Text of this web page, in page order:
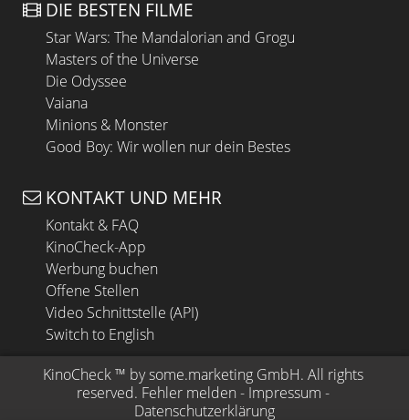
DIE BESTEN FILME
Star Wars: The Mandalorian and Grogu
Masters of the Universe
Die Odyssee
Vaiana
Minions & Monster
Good Boy: Wir wollen nur dein Bestes
KONTAKT UND MEHR
Kontakt & FAQ
KinoCheck-App
Werbung buchen
Offene Stellen
Video Schnittstelle (API)
Switch to English
KinoCheck ™ by some.marketing GmbH. All rights
reserved. Fehler melden - Impressum -
Datenschutzerklärung